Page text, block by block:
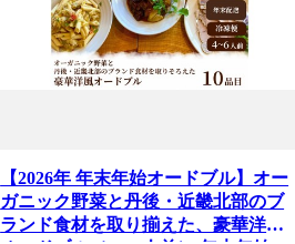
【2026年 年末年始オードブル】オー
ガニック野菜と丹後・近畿北部のブ
ランド食材を取り揃えた、豪華洋風